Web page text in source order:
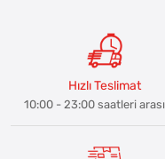
Hızlı Teslimat
10:00 - 23:00 saatleri